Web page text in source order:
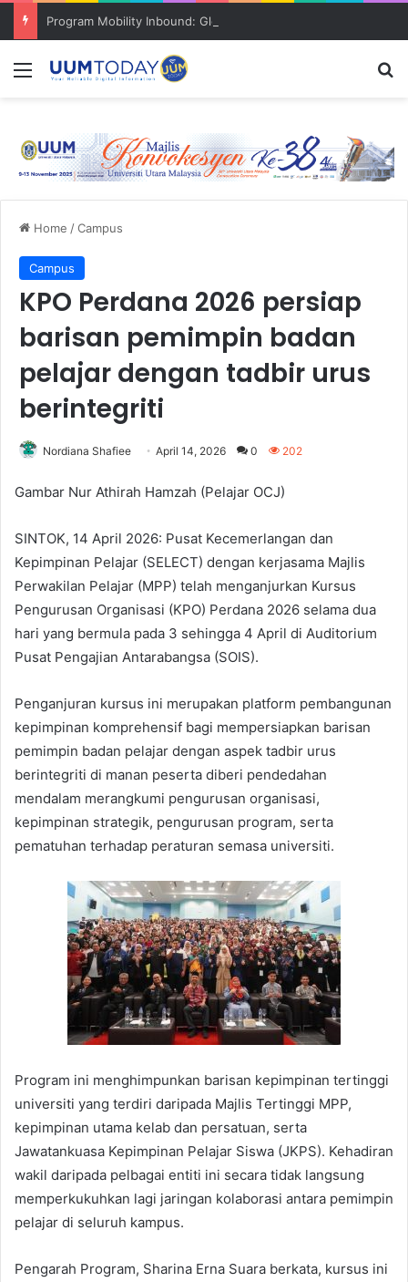
Menu
Home /Campus
Campus
KPO Perdana 2026 persiap
barisan pemimpin badan
pelajar dengan tadbir urus
berintegriti
Nordiana Shafiee April 14, 2026 0 202
Gambar Nur Athirah Hamzah (Pelajar OCJ)
SINTOK, 14 April 2026: Pusat Kecemerlangan dan
Kepimpinan Pelajar (SELECT) dengan kerjasama Majlis
Perwakilan Pelajar (MPP) telah menganjurkan Kursus
Pengurusan Organisasi (KPO) Perdana 2026 selama dua
hari yang bermula pada 3 sehingga 4 April di Auditorium
Pusat Pengajian Antarabangsa (SOIS).
Penganjuran kursus ini merupakan platform pembangunan
kepimpinan komprehensif bagi mempersiapkan barisan
pemimpin badan pelajar dengan aspek tadbir urus
berintegriti di manan peserta diberi pendedahan
mendalam merangkumi pengurusan organisasi,
kepimpinan strategik, pengurusan program, serta
pematuhan terhadap peraturan semasa universiti.
Program ini menghimpunkan barisan kepimpinan tertinggi
universiti yang terdiri daripada Majlis Tertinggi MPP,
kepimpinan utama kelab dan persatuan, serta
Jawatankuasa Kepimpinan Pelajar Siswa (JKPS). Kehadiran
wakil daripada pelbagai entiti ini secara tidak langsung
memperkukuhkan lagi jaringan kolaborasi antara pemimpin
pelajar di seluruh kampus.
Pengarah Program, Sharina Erna Suara berkata, kursus ini